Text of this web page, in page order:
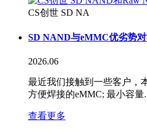
CS创世 SD NA
SD NAND与eMMC优劣势
2026.06
最近我们接触到一些客户，
方便焊接的eMMC; 最小容量
查看更多